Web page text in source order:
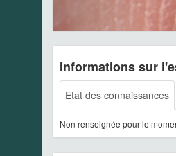
Informations sur
Etat des connaissances
Non renseignée pour le